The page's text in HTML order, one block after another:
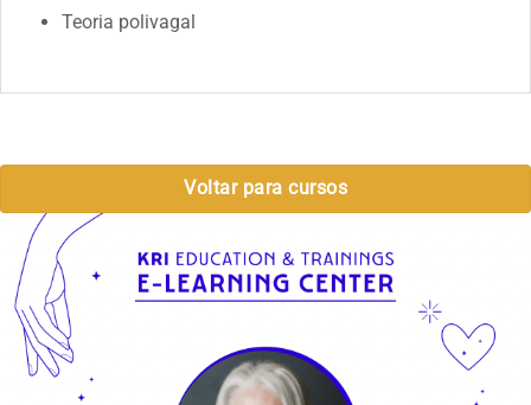
Teoria polivagal
Voltar para cursos